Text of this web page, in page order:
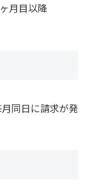
月目以降
同日に請求が発